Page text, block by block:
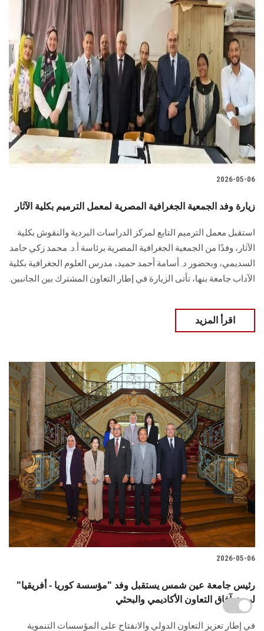
2026-05-06
زيارة وفد الجمعية الجغرافية المصرية لمعمل الترميم بكلية الآثار
استقبل معمل الترميم التابع لمركز الدراسات البردية والنقوش بكلية
الآثار، وفدًا من الجمعية الجغرافية المصرية برئاسة أ.د. محمد زكي حامد
السديمي، وبحضور د. أسامة أحمد حميد، مدرس العلوم الجغرافية بكلية
الآداب جامعة بنها، تأتى الزيارة في إطار التعاون المشترك بين الجانبين.
اقرأ المزيد
2026-05-06
رئيس جامعة عين شمس يستقبل وفد "مؤسسة كوريا - أفريقيا"
لبحث آفاق التعاون الأكاديمي والبحثي
في إطار تعزيز التعاون الدولي والانفتاح على المؤسسات التنموية